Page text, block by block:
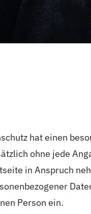
hat einen
ohne jede
in Anspruch
Person ein.